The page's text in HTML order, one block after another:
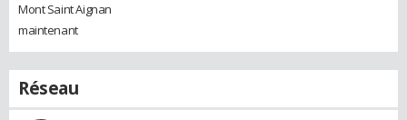
Mont Saint Aignan
maintenant
Réseau